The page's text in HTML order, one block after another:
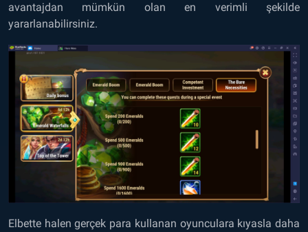
avantajdan mümkün olan en verimli şekilde
yararlanabilirsiniz.
Elbette halen gerçek para kullanan oyunculara kıyasla daha